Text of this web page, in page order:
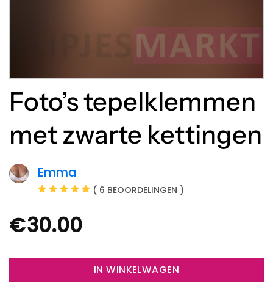
Foto’s tepelklemmen
met zwarte kettingen
Emma
( 6 BEOORDELINGEN )
€30.00
IN WINKELWAGEN